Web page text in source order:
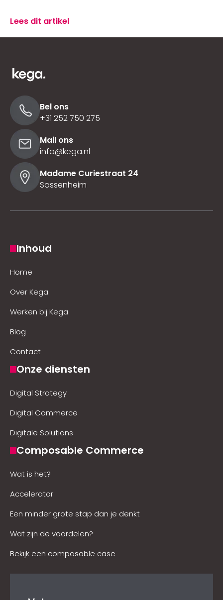
Lees dit artikel
Bel ons
+31 252 750 275
Mail ons
info@kega.nl
Madame Curiestraat 24
Sassenheim
Inhoud
Home
Over Kega
Werken bij Kega
Blog
Contact
Onze diensten
Digital Strategy
Digital Commerce
Digitale Solutions
Composable Commerce
Wat is het?
Accelerator
Een minder grote stap dan je denkt
Wat zijn de voordelen?
Bekijk een composable case